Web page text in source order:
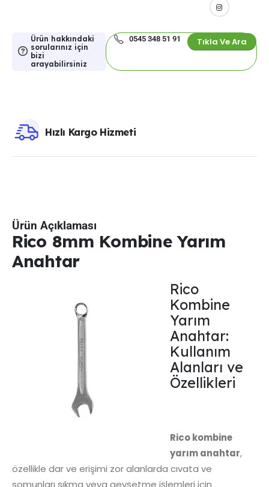
Ürün hakkındaki
sorularınız için
bizi
arayabilirsiniz
0545 348 51 91 Tıkla Ve Ara
Hızlı Kargo Hizmeti
Ürün Açıklaması
Rico 8mm Kombine Yarım
Anahtar
Rico
Kombine
Yarım
Anahtar:
Kullanım
Alanları ve
Özellikleri
Rico kombine
yarım anahtar,
özellikle dar ve erişimi zor alanlarda cıvata ve
somunları sıkma veya gevşetme işlemleri için